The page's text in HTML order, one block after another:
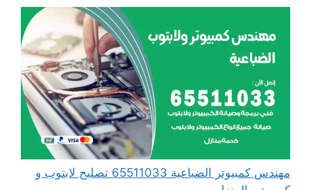
مهندس كمبيوتر الضباعية 65511033 تصليح لابتوب و